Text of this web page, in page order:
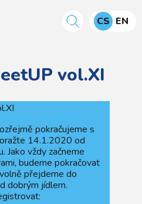
CS EN
vol.XI
pokračujeme s
14.1.2020 od
Jako vždy začneme
budeme pokračovat
přejdeme do
dobrým jídlem.